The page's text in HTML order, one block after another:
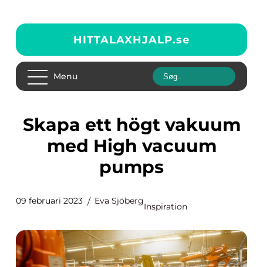
HITTALAXHJALP.se
Menu
Skapa ett högt vakuum
med High vacuum
pumps
09 februari 2023 Eva Sjöberg
Inspiration